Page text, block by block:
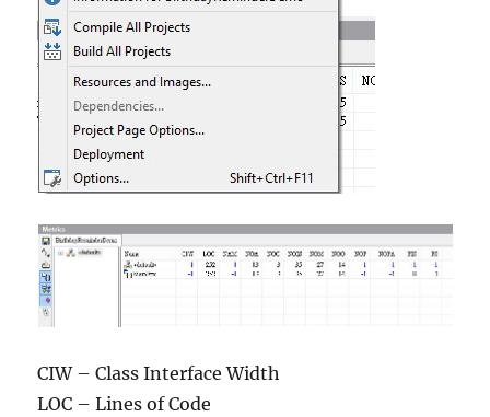
CIW – Class Interface Width
LOC – Lines of Code